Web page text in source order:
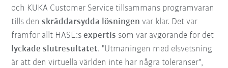
och KUKA Customer Service tillsammans programvaran
tills denskräddarsydda lösningen var klar. Det var
framför allt HASE:sexpertis som var avgörande för det
lyckade slutresultatet. "Utmaningen med elsvetsning
är att den virtuella världen inte har några toleranser",